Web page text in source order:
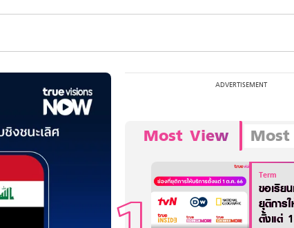
Most View
Term
ขอเรีย
ยุติการ
ตั้งแต่